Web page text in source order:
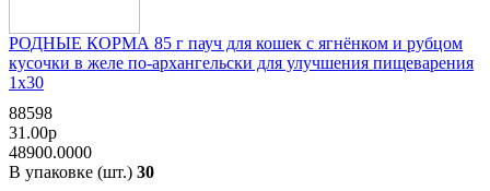
РОДНЫЕ КОРМА 85 г пауч для кошек с ягнёнком и рубцом
кусочки в желе по-архангельски для улучшения пищеварения
1х30
88598
31.00р
48900.0000
В упаковке (шт.) 30